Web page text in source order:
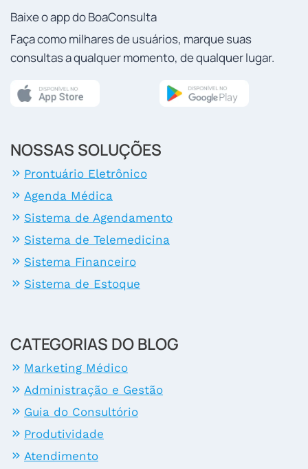
Baixe o app do BoaConsulta
Faça como milhares de usuários, marque suas
consultas a qualquer momento, de qualquer lugar.
NOSSAS SOLUÇÕES
Prontuário Eletrônico
Agenda Médica
Sistema de Agendamento
Sistema de Telemedicina
Sistema Financeiro
Sistema de Estoque
CATEGORIAS DO BLOG
Marketing Médico
Administração e Gestão
Guia do Consultório
Produtividade
Atendimento